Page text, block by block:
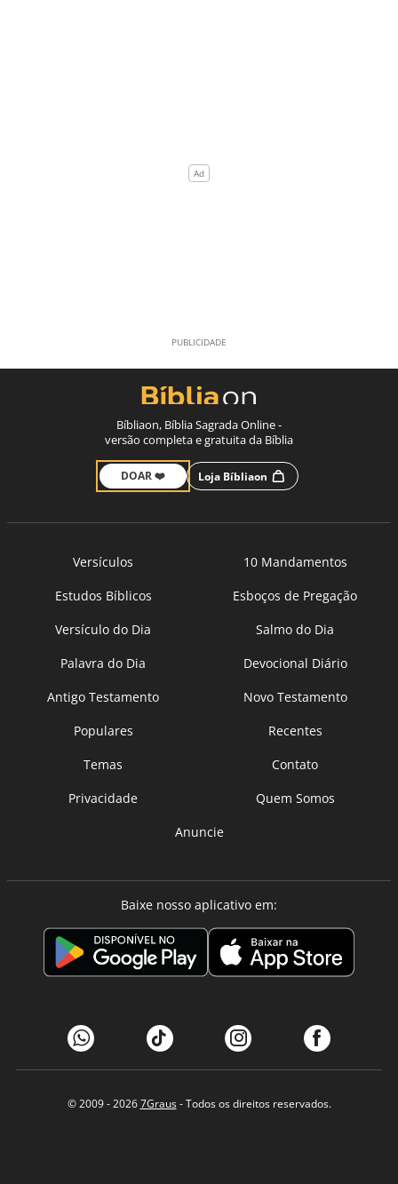
Bíbliaon, Bíblia Sagrada Online -
versão completa e gratuita da Bíblia
DOAR ❤️ Loja Bíbliaon
Versículos
10 Mandamentos
Estudos Bíblicos
Esboços de Pregação
Versículo do Dia
Salmo do Dia
Palavra do Dia
Devocional Diário
Antigo Testamento
Novo Testamento
Populares
Recentes
Temas
Contato
Privacidade
Quem Somos
Anuncie
Baixe nosso aplicativo em:
© 2009 - 20267Graus- Todos os direitos reservados.